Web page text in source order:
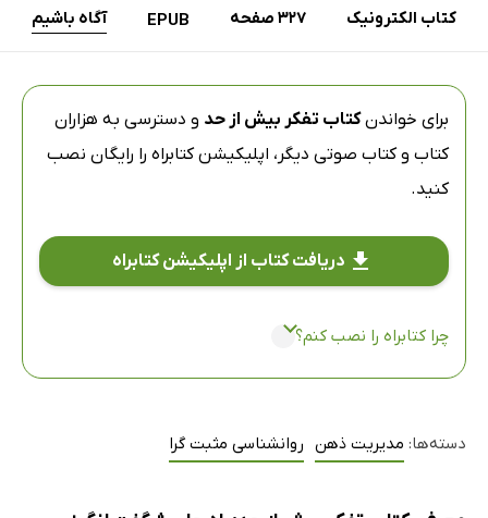
کتاب الکترونیک 327 صفحه EPUB آگاه باشیم
برای خواندنکتاب تفکر بیش از حد و دسترسی به هزاران
کتاب و کتاب صوتی دیگر، اپلیکیشن کتابراه را رایگان نصب
کنید.
دریافت کتاب از اپلیکیشن کتابراه
چرا کتابراه را نصب کنم؟
دسته‌ها: مدیریت ذهن روانشناسی مثبت گرا